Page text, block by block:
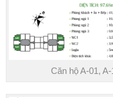
Căn hộ A-01,